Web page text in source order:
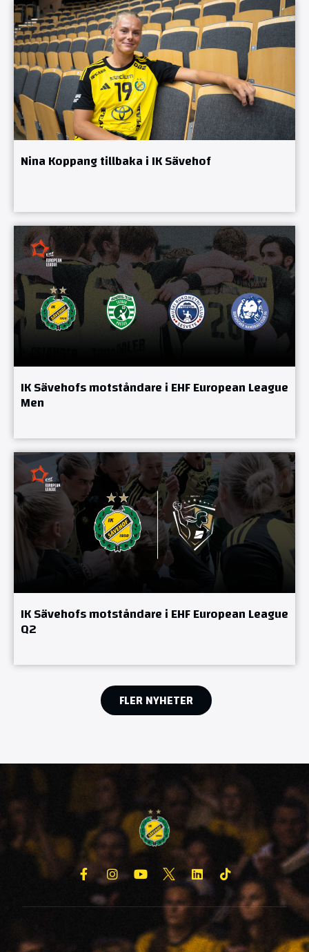
Nina Koppang tillbaka i IK Sävehof
IK Sävehofs motståndare i EHF European League
Men
IK Sävehofs motståndare i EHF European League
Q2
FLER NYHETER